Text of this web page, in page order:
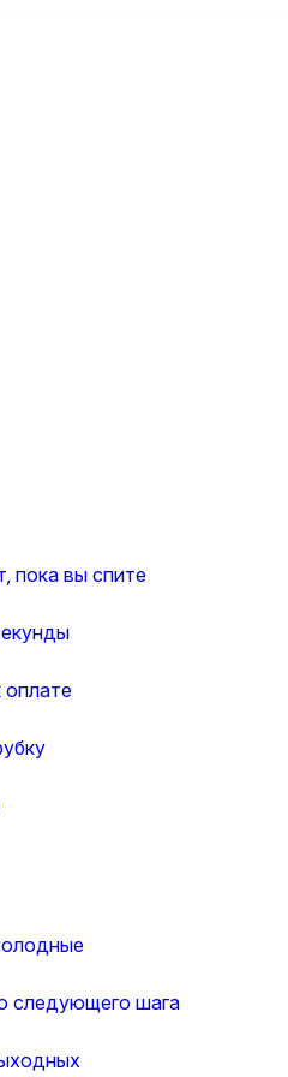
пока вы спите
оплате
следующего шага